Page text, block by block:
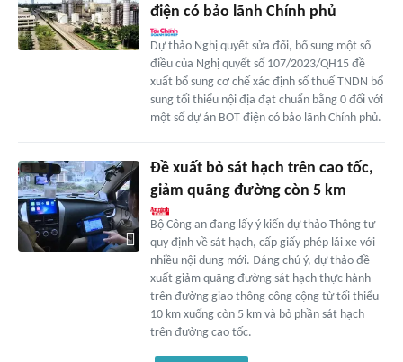
điện có bảo lãnh Chính phủ
Dự thảo Nghị quyết sửa đổi, bổ sung một số
điều của Nghị quyết số 107/2023/QH15 đề
xuất bổ sung cơ chế xác định số thuế TNDN bổ
sung tối thiểu nội địa đạt chuẩn bằng 0 đối với
một số dự án BOT điện có bảo lãnh Chính phủ.
Đề xuất bỏ sát hạch trên cao tốc,
giảm quãng đường còn 5 km
Bộ Công an đang lấy ý kiến dự thảo Thông tư
quy định về sát hạch, cấp giấy phép lái xe với
nhiều nội dung mới. Đáng chú ý, dự thảo đề
xuất giảm quãng đường sát hạch thực hành
trên đường giao thông công cộng từ tối thiểu
10 km xuống còn 5 km và bỏ phần sát hạch
trên đường cao tốc.